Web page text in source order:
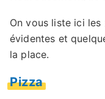
On vous liste ici
évidentes et
la place.
Pizza